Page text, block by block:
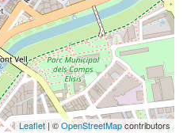
Leaflet | ©OpenStreetMapcontributors